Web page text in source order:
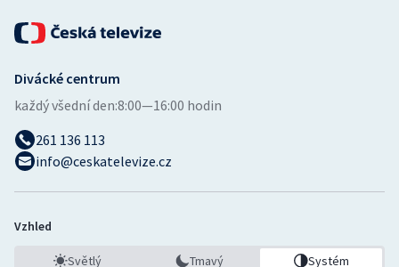
Divácké centrum
každý všední den:8:00—16:00 hodin
261 136 113
info@ceskatelevize.cz
Vzhled
Světlý Tmavý Systém